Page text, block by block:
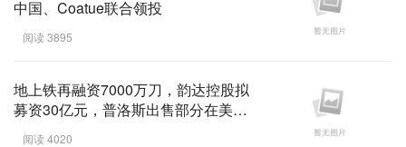
中国、Coatue联合领投
阅读 3895
地上铁再融资7000万刀，韵达控股拟
募资30亿元，普洛斯出售部分在美业
务 ... ...
阅读 4020